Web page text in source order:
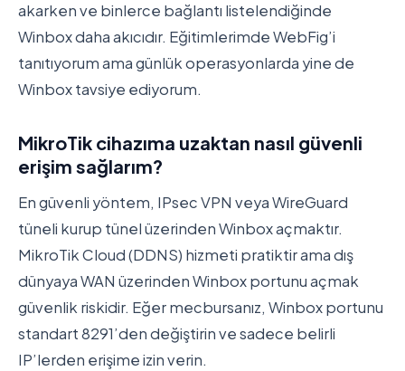
akarken ve binlerce bağlantı listelendiğinde
Winbox daha akıcıdır. Eğitimlerimde WebFig’i
tanıtıyorum ama günlük operasyonlarda yine de
Winbox tavsiye ediyorum.
MikroTik cihazıma uzaktan nasıl güvenli
erişim sağlarım?
En güvenli yöntem, IPsec VPN veya WireGuard
tüneli kurup tünel üzerinden Winbox açmaktır.
MikroTik Cloud (DDNS) hizmeti pratiktir ama dış
dünyaya WAN üzerinden Winbox portunu açmak
güvenlik riskidir. Eğer mecbursanız, Winbox portunu
standart 8291’den değiştirin ve sadece belirli
IP’lerden erişime izin verin.